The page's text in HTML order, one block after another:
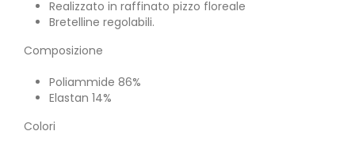
Realizzato in raffinato pizzo floreale
Bretelline regolabili.
Composizione
Poliammide 86%
Elastan 14%
Colori